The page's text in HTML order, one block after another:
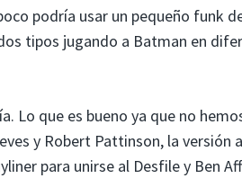
podría usar un pequeño funk
tipos jugando a Batman en
Lo que es bueno ya que no
y Robert Pattinson, la versión
para unirse al Desfile y Ben